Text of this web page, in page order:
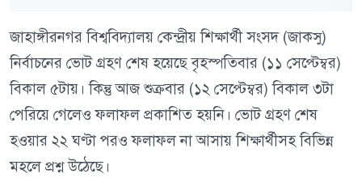
জাহাঙ্গীরনগর বিশ্ববিদ্যালয় কেন্দ্রীয় শিক্ষার্থী সংসদ (জাকসু)
নির্বাচনের ভোট গ্রহণ শেষ হয়েছে বৃহস্পতিবার (১১ সেপ্টেম্বর)
বিকাল ৫টায়। কিন্তু আজ শুক্রবার (১২ সেপ্টেম্বর) বিকাল ৩টা
পেরিয়ে গেলেও ফলাফল প্রকাশিত হয়নি। ভোট গ্রহণ শেষ
হওয়ার ২২ ঘণ্টা পরও ফলাফল না আসায় শিক্ষার্থীসহ বিভিন্ন
মহলে প্রশ্ন উঠেছে।